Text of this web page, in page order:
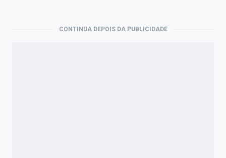
CONTINUA DEPOIS DA PUBLICIDADE